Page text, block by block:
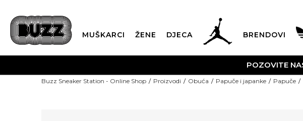
MUŠKARCI ŽENE DJECA BRENDOVI
Buzz Sneaker Station - Online Shop Proizvodi Obuća Papuče i japanke Papuče